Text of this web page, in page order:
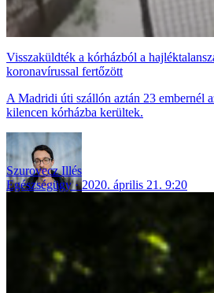
Visszaküldték a kórházból a
koronavírussal fertőzött
A Madridi úti szállón aztán 23 embernél
kilencen kórházba kerültek.
Szurovecz Illés
Egészségügy
2020. április 21. 9:20